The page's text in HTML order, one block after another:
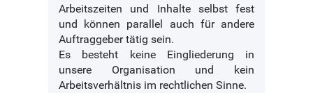
Arbeitszeiten und Inhalte selbst fest
und können parallel auch für andere
Auftraggeber tätig sein.
Es besteht keine Eingliederung in
unsere Organisation und kein
Arbeitsverhältnis im rechtlichen Sinne.